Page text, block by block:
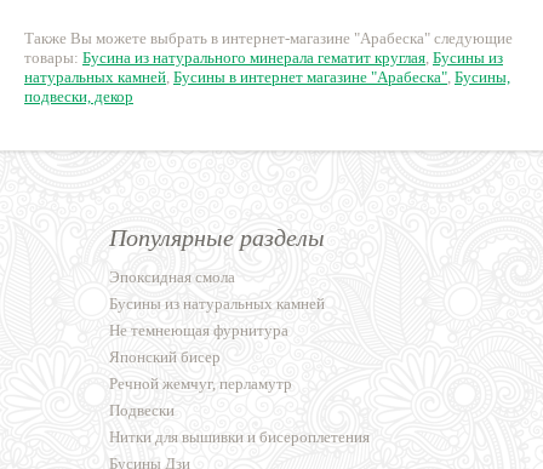
Также Вы можете выбрать в интернет-магазине "Арабеска" следующие
товары: Бусина из натурального минерала гематит круглая, Бусины из
натуральных камней, Бусины в интернет магазине "Арабеска", Бусины,
подвески, декор
Популярные разделы
Эпоксидная смола
Бусины из натуральных камней
Не темнеющая фурнитура
Японский бисер
Речной жемчуг, перламутр
Подвески
Нитки для вышивки и бисероплетения
Бусины Дзи